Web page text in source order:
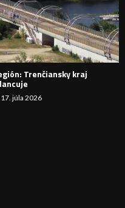
N
I
E
Trenčiansky kraj
17. júla 2026